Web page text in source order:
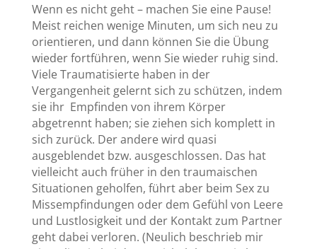
Wenn es nicht geht – machen Sie eine Pause!
Meist reichen wenige Minuten, um sich neu zu
orientieren, und dann können Sie die Übung
wieder fortführen, wenn Sie wieder ruhig sind.
Viele Traumatisierte haben in der
Vergangenheit gelernt sich zu schützen, indem
sie ihr Empfinden von ihrem Körper
abgetrennt haben; sie ziehen sich komplett in
sich zurück. Der andere wird quasi
ausgeblendet bzw. ausgeschlossen. Das hat
vielleicht auch früher in den traumaischen
Situationen geholfen, führt aber beim Sex zu
Missempfindungen oder dem Gefühl von Leere
und Lustlosigkeit und der Kontakt zum Partner
geht dabei verloren. (Neulich beschrieb mir